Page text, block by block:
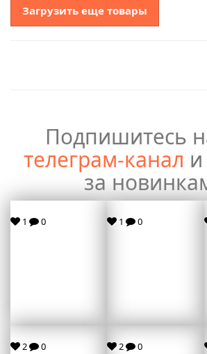
Загрузить еще товары
Подпишитесь
телеграм-канал
за
1 0 1 0
2 0 2 0